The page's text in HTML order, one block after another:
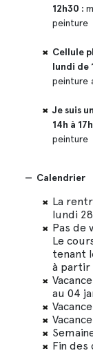
12h30 :
peinture
Cellule
lundi de
peinture
Je suis
14h à
peinture
— Calendrier
La
lundi
Pas de
Le
tenant
à partir
au 04
Fin des